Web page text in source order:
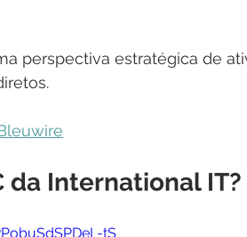
perspectiva estratégica de
da International IT?
tS